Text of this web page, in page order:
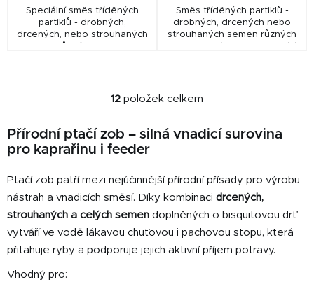
Speciální směs tříděných
partiklů - drobných,
drcených, nebo strouhaných
semen různých plodin - a
Směs tříděných partiklů -
drobných, drcených nebo
strouhaných semen různých
plodin. S přídavkem kořenící
O
l
a
c
í
p
r
12 položek celkem
Přírodní ptačí zob – silná vnadicí surovina
pro kaprařinu i feeder
Ptačí zob patří mezi nejúčinnější přírodní přísady pro výrobu
nástrah a vnadicích směsí. Díky kombinaci drcených,
strouhaných a celých semen doplněných o bisquitovou drť
vytváří ve vodě lákavou chuťovou i pachovou stopu, která
přitahuje ryby a podporuje jejich aktivní příjem potravy.
Vhodný pro: